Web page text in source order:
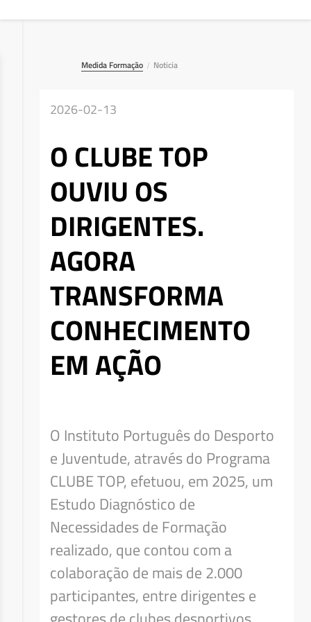
Medida Formação / Noticia
2026-02-13
O CLUBE TOP
OUVIU OS
DIRIGENTES.
AGORA
TRANSFORMA
CONHECIMENTO
EM AÇÃO
O Instituto Português do Desporto
e Juventude, através do Programa
CLUBE TOP, efetuou, em 2025, um
Estudo Diagnóstico de
Necessidades de Formação
realizado, que contou com a
colaboração de mais de 2.000
participantes, entre dirigentes e
Deseja apagar o ficheiro?